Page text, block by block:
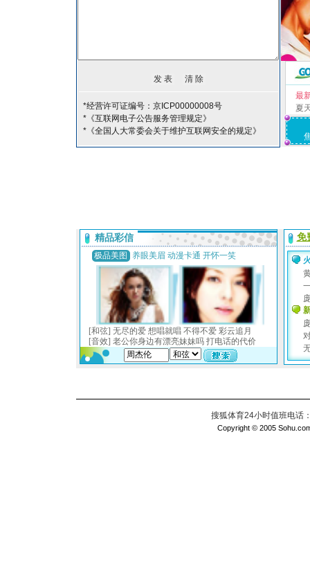
*经营许可证编号：京ICP00000008号
*《互联网电子公告服务管理规定》
*《全国人大常委会关于维护互联网安全的规定》
最
夏
搜狐体育24小时值班电话
Copyright © 2005